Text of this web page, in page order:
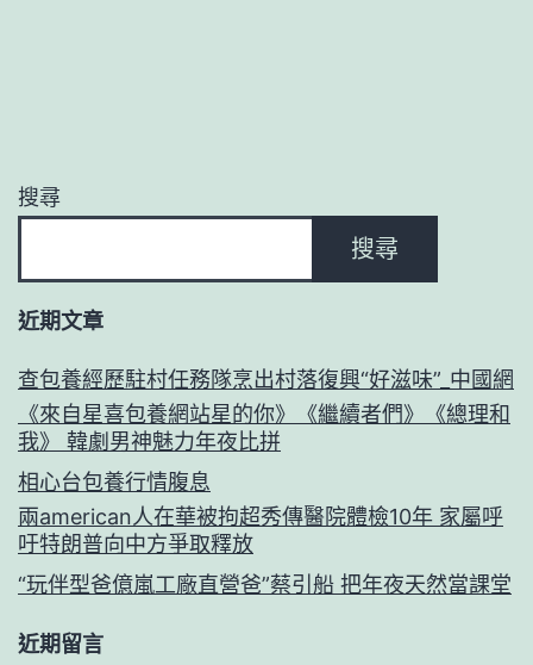
搜尋
搜尋
近期文章
查包養經歷駐村任務隊烹出村落復興“好滋味”_中國網
《來自星喜包養網站星的你》《繼續者們》《總理和
我》 韓劇男神魅力年夜比拼
相心台包養行情腹息
兩american人在華被拘超秀傳醫院體檢10年 家屬呼
吁特朗普向中方爭取釋放
“玩伴型爸億嵐工廠直營爸”蔡引船 把年夜天然當課堂
近期留言